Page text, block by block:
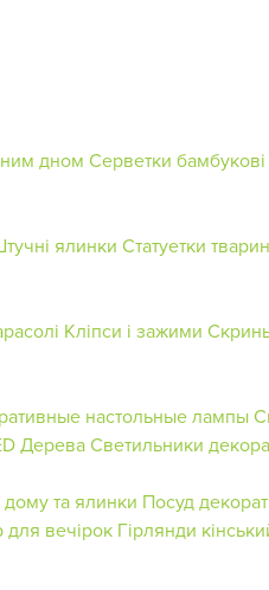
дном Серветки бамбукові
ялинки Статуетки тварин
Кліпси і зажими
настольные лампы
ДереваСветильники
та ялинки Посуд
вечірок Гірлянди